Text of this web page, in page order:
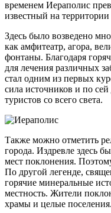
временем Иераполис
известный на
Здесь было возведено
как амфитеатр, агора,
фонтаны. Благодаря
для лечения различных
стал одним из первых
сила источников и по
туристов со всего света.
Также можно отметить
города. Издревле здесь
мест поклонения.
По другой легенде,
горячие минеральные
местность. Жители
храмы и целые поселения.